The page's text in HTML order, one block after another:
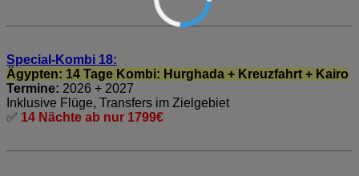
Special-Kombi 18:
Ägypten: 14 Tage Kombi: Hurghada + Kreuzfahrt + Kairo
Termine: 2026 + 2027
Inklusive Flüge, Transfers im Zielgebiet
✅ 14 Nächte ab nur 1799€